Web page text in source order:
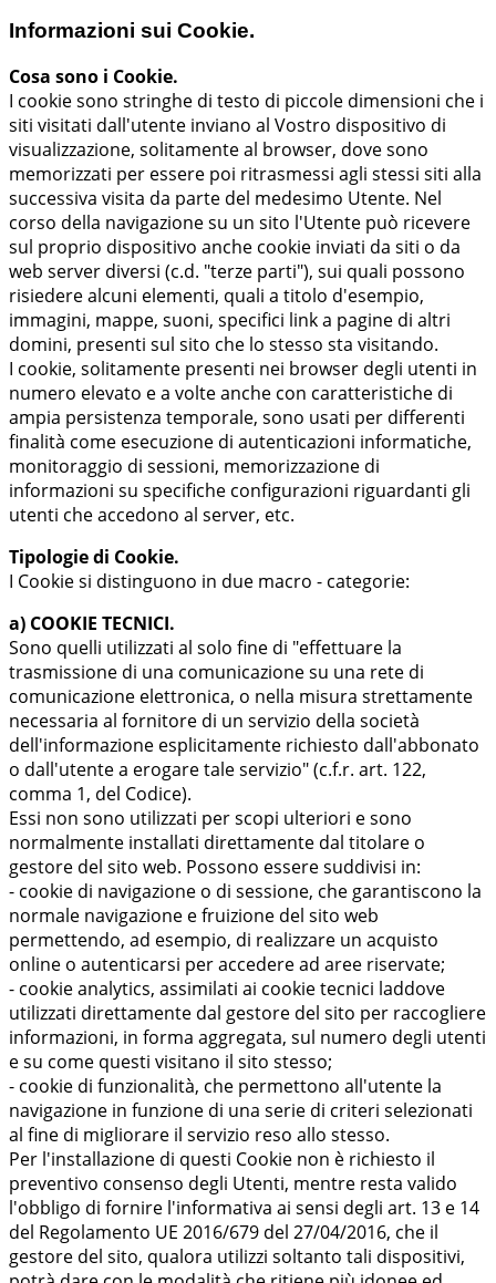
Informazioni sui Cookie.
Cosa sono i Cookie.
I cookie sono stringhe di testo di piccole dimensioni che i
siti visitati dall'utente inviano al Vostro dispositivo di
visualizzazione, solitamente al browser, dove sono
memorizzati per essere poi ritrasmessi agli stessi siti alla
successiva visita da parte del medesimo Utente. Nel
corso della navigazione su un sito l'Utente può ricevere
sul proprio dispositivo anche cookie inviati da siti o da
web server diversi (c.d. "terze parti"), sui quali possono
risiedere alcuni elementi, quali a titolo d'esempio,
immagini, mappe, suoni, specifici link a pagine di altri
domini, presenti sul sito che lo stesso sta visitando.
I cookie, solitamente presenti nei browser degli utenti in
numero elevato e a volte anche con caratteristiche di
ampia persistenza temporale, sono usati per differenti
finalità come esecuzione di autenticazioni informatiche,
monitoraggio di sessioni, memorizzazione di
informazioni su specifiche configurazioni riguardanti gli
utenti che accedono al server, etc.
Tipologie di Cookie.
I Cookie si distinguono in due macro - categorie:
a) COOKIE TECNICI.
Sono quelli utilizzati al solo fine di "effettuare la
trasmissione di una comunicazione su una rete di
comunicazione elettronica, o nella misura strettamente
necessaria al fornitore di un servizio della società
dell'informazione esplicitamente richiesto dall'abbonato
o dall'utente a erogare tale servizio" (c.f.r. art. 122,
comma 1, del Codice).
Essi non sono utilizzati per scopi ulteriori e sono
normalmente installati direttamente dal titolare o
gestore del sito web. Possono essere suddivisi in:
- cookie di navigazione o di sessione, che garantiscono la
normale navigazione e fruizione del sito web
permettendo, ad esempio, di realizzare un acquisto
online o autenticarsi per accedere ad aree riservate;
- cookie analytics, assimilati ai cookie tecnici laddove
utilizzati direttamente dal gestore del sito per raccogliere
informazioni, in forma aggregata, sul numero degli utenti
e su come questi visitano il sito stesso;
- cookie di funzionalità, che permettono all'utente la
navigazione in funzione di una serie di criteri selezionati
al fine di migliorare il servizio reso allo stesso.
Per l'installazione di questi Cookie non è richiesto il
preventivo consenso degli Utenti, mentre resta valido
l'obbligo di fornire l'informativa ai sensi degli art. 13 e 14
del Regolamento UE 2016/679 del 27/04/2016, che il
gestore del sito, qualora utilizzi soltanto tali dispositivi,